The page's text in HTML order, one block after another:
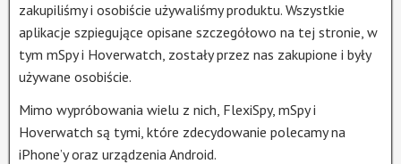
zakupiliśmy i osobiście używaliśmy produktu. Wszystkie
aplikacje szpiegujące opisane szczegółowo na tej stronie, w
tym mSpy i Hoverwatch, zostały przez nas zakupione i były
używane osobiście.
Mimo wypróbowania wielu z nich, FlexiSpy, mSpy i
Hoverwatch są tymi, które zdecydowanie polecamy na
iPhone’y oraz urządzenia Android.